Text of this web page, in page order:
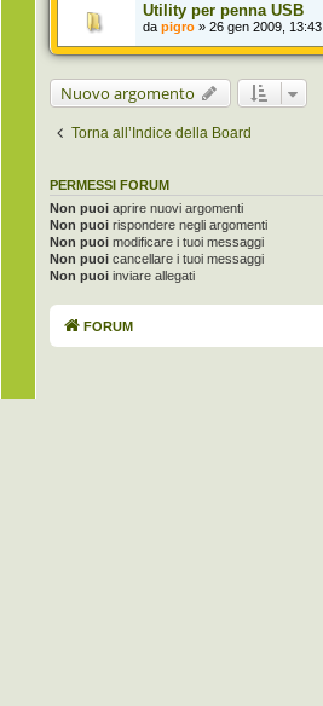
Utility per penna USB
da pigro » 26 gen 2009, 13:43
Nuovo argomento
Torna all’Indice della Board
PERMESSI FORUM
Non puoi aprire nuovi argomenti
Non puoi rispondere negli argomenti
Non puoi modificare i tuoi messaggi
Non puoi cancellare i tuoi messaggi
Non puoi inviare allegati
FORUM